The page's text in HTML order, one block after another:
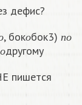
дефис?
, бок о бок3) п о
о
одругому
пишется